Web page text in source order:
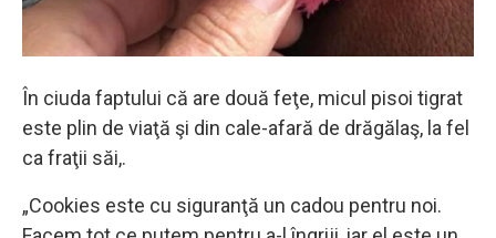
În ciuda faptului că are două feţe, micul pisoi tigrat
este plin de viaţă şi din cale-afară de drăgălaş, la fel
ca fraţii săi,.
„Cookies este cu siguranţă un cadou pentru noi.